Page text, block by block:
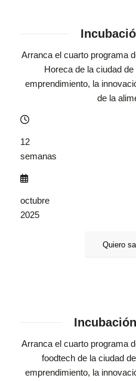
Arranca el cuarto programa
Horeca de la ciudad
emprendimiento, la
de la
12
semanas
octubre
2025
Quiero
Arranca el cuarto programa
foodtech de la ciudad
emprendimiento, la